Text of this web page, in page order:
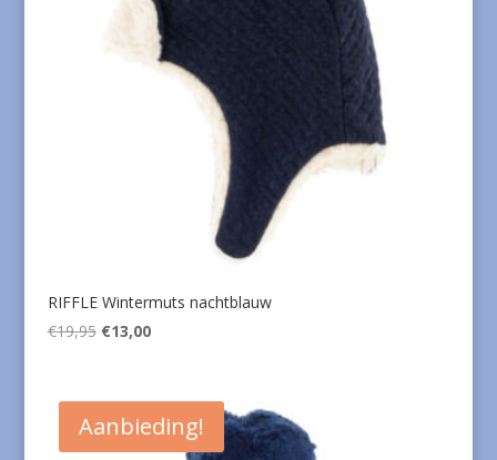
RIFFLE Wintermuts nachtblauw
€19,95 Oorspronkelijke
€19,95.
€13,00Huidige
€13,00.
Aanbieding!